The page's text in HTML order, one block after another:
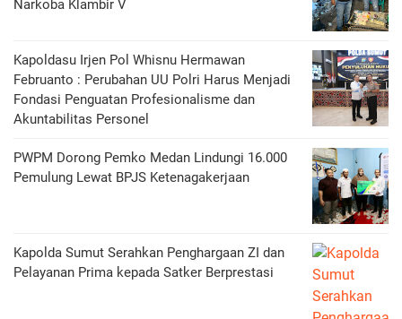
Narkoba Klambir V
Kapoldasu Irjen Pol Whisnu Hermawan
Februanto : Perubahan UU Polri Harus Menjadi
Fondasi Penguatan Profesionalisme dan
Akuntabilitas Personel
PWPM Dorong Pemko Medan Lindungi 16.000
Pemulung Lewat BPJS Ketenagakerjaan
Kapolda Sumut Serahkan Penghargaan ZI dan
Pelayanan Prima kepada Satker Berprestasi